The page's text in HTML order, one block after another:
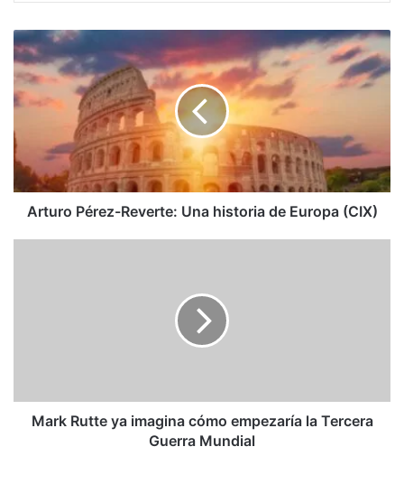
Arturo
Pérez-
Reverte:
Una
de
Europa
(CIX)
Arturo Pérez-Reverte: Una historia de Europa (CIX)
Guerra
Mundial
Mark Rutte ya imagina cómo empezaría la Tercera
Guerra Mundial